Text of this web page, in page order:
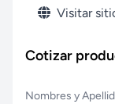
Visitar
Cotizar
Nombres y